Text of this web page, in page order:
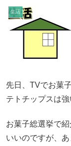
生活
先日、TVでお菓
テトチップスは強
お菓子総選挙で
いいのですが、